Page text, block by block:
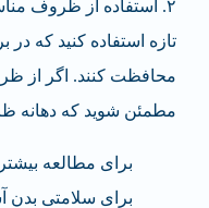
۲. استفاده از ظروف
تازه استفاده کنید که
محافظت کنند. اگر از
مطمئن شوید که دهانه
برای مطالعه بیشتر
برای سلامتی بدن